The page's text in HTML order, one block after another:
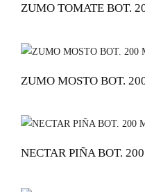
ZUMO TOMATE BOT.
ZUMO MOSTO BOT.
NECTAR PIÑA BOT.